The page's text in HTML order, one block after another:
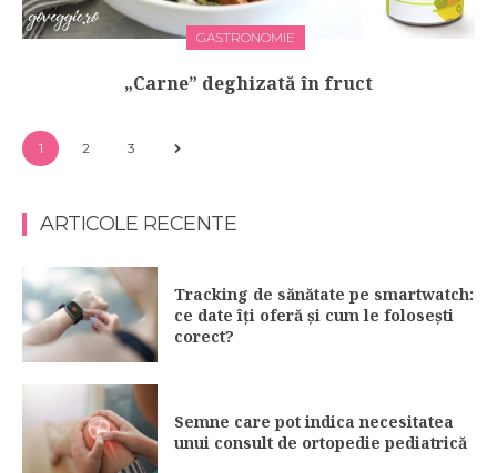
GASTRONOMIE
„Carne” deghizată în fruct
1 2 3
ARTICOLE RECENTE
Tracking de sănătate pe smartwatch:
ce date îți oferă și cum le folosești
corect?
Semne care pot indica necesitatea
unui consult de ortopedie pediatrică